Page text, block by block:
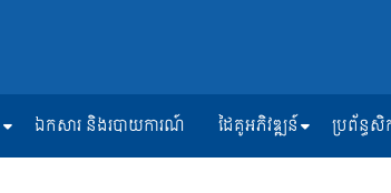
ឯកសារ និងរបាយការណ៍ ដៃគូអភិវឌ្ឍន៍ ប្រព័ន្ធ